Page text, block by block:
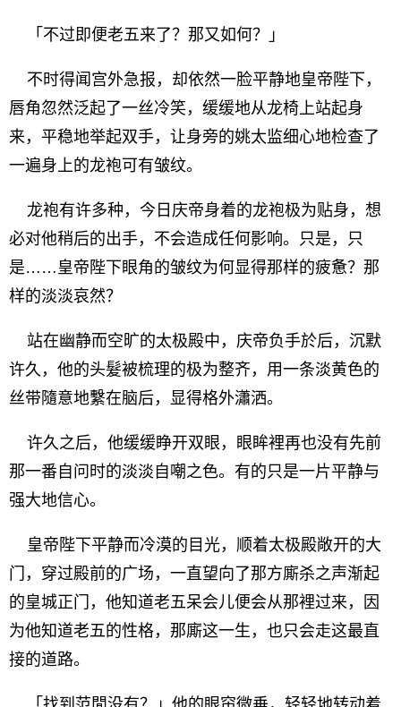
「不过即便老五来了？那又如何？」
不时得闻宫外急报，却依然一脸平静地皇帝陛下，
唇角忽然泛起了一丝冷笑，缓缓地从龙椅上站起身
来，平稳地举起双手，让身旁的姚太监细心地检查了
一遍身上的龙袍可有皱纹。
龙袍有许多种，今日庆帝身着的龙袍极为贴身，想
必对他稍后的出手，不会造成任何影响。只是，只
是……皇帝陛下眼角的皱纹为何显得那样的疲惫？那
样的淡淡哀然？
站在幽静而空旷的太极殿中，庆帝负手於后，沉默
许久，他的头髮被梳理的极为整齐，用一条淡黄色的
丝带隨意地繫在脑后，显得格外瀟洒。
许久之后，他缓缓睁开双眼，眼眸裡再也没有先前
那一番自问时的淡淡自嘲之色。有的只是一片平静与
强大地信心。
皇帝陛下平静而冷漠的目光，顺着太极殿敞开的大
门，穿过殿前的广场，一直望向了那方廝杀之声渐起
的皇城正门，他知道老五呆会儿便会从那裡过来，因
为他知道老五的性格，那廝这一生，也只会走这最直
接的道路。